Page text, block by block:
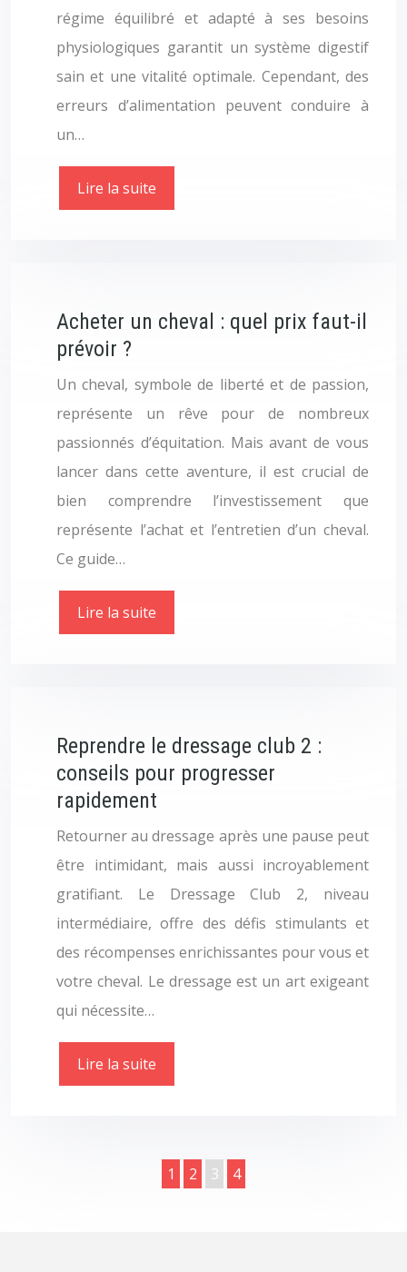
régime équilibré et adapté à ses besoins
physiologiques garantit un système digestif
sain et une vitalité optimale. Cependant, des
erreurs d’alimentation peuvent conduire à
un…
Lire la suite
Acheter un cheval : quel prix faut-il
prévoir ?
Un cheval, symbole de liberté et de passion,
représente un rêve pour de nombreux
passionnés d’équitation. Mais avant de vous
lancer dans cette aventure, il est crucial de
bien comprendre l’investissement que
représente l’achat et l’entretien d’un cheval.
Ce guide…
Lire la suite
Reprendre le dressage club 2 :
conseils pour progresser
rapidement
Retourner au dressage après une pause peut
être intimidant, mais aussi incroyablement
gratifiant. Le Dressage Club 2, niveau
intermédiaire, offre des défis stimulants et
des récompenses enrichissantes pour vous et
votre cheval. Le dressage est un art exigeant
qui nécessite…
Lire la suite
1 2 3 4